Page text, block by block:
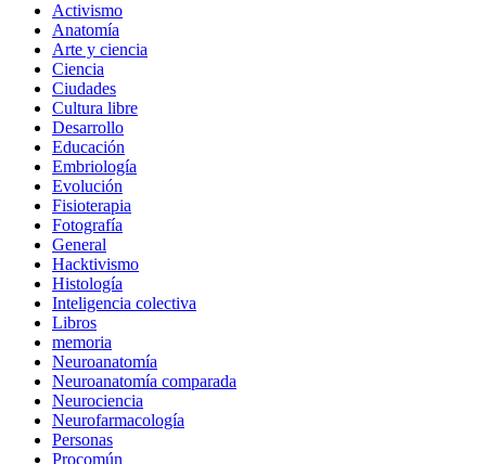
Activismo
Anatomía
Arte y ciencia
Ciencia
Ciudades
Cultura libre
Desarrollo
Educación
Embriología
Evolución
Fisioterapia
Fotografía
General
Hacktivismo
Histología
Inteligencia colectiva
Libros
memoria
Neuroanatomía
Neuroanatomía comparada
Neurociencia
Neurofarmacología
Personas
Procomún